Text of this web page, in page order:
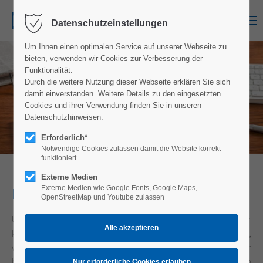
KARRIERE
Liebe zum Beruf
Uns ist völlig, egal welches Geschlecht, welche ethnische oder
kulturelle Herkunft, welche Religion oder Weltanschauung,
welcher Alter, welches Aussehen, welche sexuelle Identität ihr
Datenschutzeinstellungen
Um Ihnen einen optimalen Service auf unserer Webseite zu
bieten, verwenden wir Cookies zur Verbesserung der
Funktionalität.
Durch die weitere Nutzung dieser Webseite erklären Sie sich
damit einverstanden. Weitere Details zu den eingesetzten
Cookies und ihrer Verwendung finden Sie in unseren
Datenschutzhinweisen.
Erforderlich*
Notwendige Cookies zulassen damit die Website korrekt
funktioniert
Externe Medien
Externe Medien wie Google Fonts, Google Maps,
OpenStreetMap und Youtube zulassen